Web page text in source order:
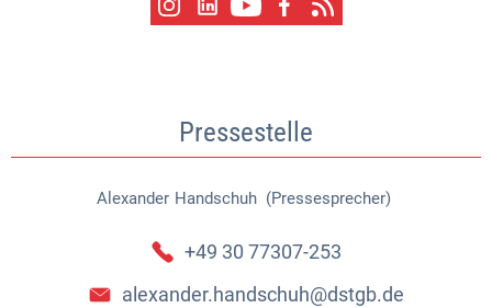
Pressestelle
Alexander Handschuh (Pressesprecher)
Alexander Handschuh
+49 30 77307-253
alexander.handschuh@dstgb.de